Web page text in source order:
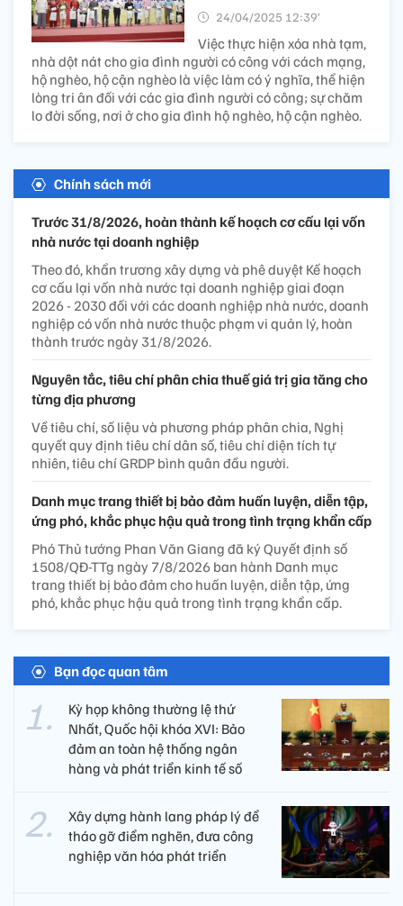
24/04/2025 12:39’
Việc thực hiện xóa nhà tạm,
nhà dột nát cho gia đình người có công với cách mạng,
hộ nghèo, hộ cận nghèo là việc làm có ý nghĩa, thể hiện
lòng tri ân đối với các gia đình người có công; sự chăm
lo đời sống, nơi ở cho gia đình hộ nghèo, hộ cận nghèo.
Chính sách mới
Trước 31/8/2026, hoàn thành kế hoạch cơ cấu lại vốn
nhà nước tại doanh nghiệp
Theo đó, khẩn trương xây dựng và phê duyệt Kế hoạch
cơ cấu lại vốn nhà nước tại doanh nghiệp giai đoạn
2026 - 2030 đối với các doanh nghiệp nhà nước, doanh
nghiệp có vốn nhà nước thuộc phạm vi quản lý, hoàn
thành trước ngày 31/8/2026.
Nguyên tắc, tiêu chí phân chia thuế giá trị gia tăng cho
từng địa phương
Về tiêu chí, số liệu và phương pháp phân chia, Nghị
quyết quy định tiêu chí dân số, tiêu chí diện tích tự
nhiên, tiêu chí GRDP bình quân đầu người.
Danh mục trang thiết bị bảo đảm huấn luyện, diễn tập,
ứng phó, khắc phục hậu quả trong tình trạng khẩn cấp
Phó Thủ tướng Phan Văn Giang đã ký Quyết định số
1508/QĐ-TTg ngày 7/8/2026 ban hành Danh mục
trang thiết bị bảo đảm cho huấn luyện, diễn tập, ứng
phó, khắc phục hậu quả trong tình trạng khẩn cấp.
Bạn đọc quan tâm
Kỳ họp không thường lệ thứ
Nhất, Quốc hội khóa XVI: Bảo
đảm an toàn hệ thống ngân
hàng và phát triển kinh tế số
Xây dựng hành lang pháp lý để
tháo gỡ điểm nghẽn, đưa công
nghiệp văn hóa phát triển